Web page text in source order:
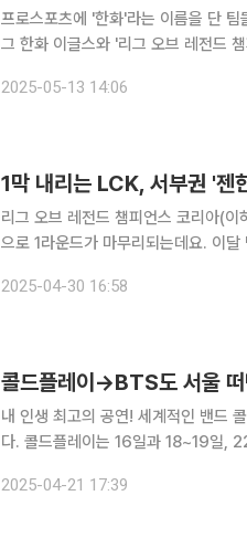
프로스포츠에 '한화'라는 이름을 단
그 한화 이글스와 '리그 오브 레전드
2025-05-13 14:06
리그 오브 레전드 챔피언스 코리아(
으로 1라운드가 마무리되는데요. 이달 막을 연 LCK 2025시즌은 사상 최초로 시즌을 통합해 진행
디플러스 기아도 합류30일 기준 젠지
2025-04-30 16:58
내 인생 최고의 공연! 세계적인 밴드 콜드플레이의 내한 공연이 심상찮은 반응을 자아내고 있습니
다. 콜드플레이는 16일과 18~19일, 22일, 24~25일까지 총 엿새에 걸쳐 내한 공연을 펼치는데요.
넘는 앨범 판매를 기록한 21세기 가장
2025-04-21 17:39